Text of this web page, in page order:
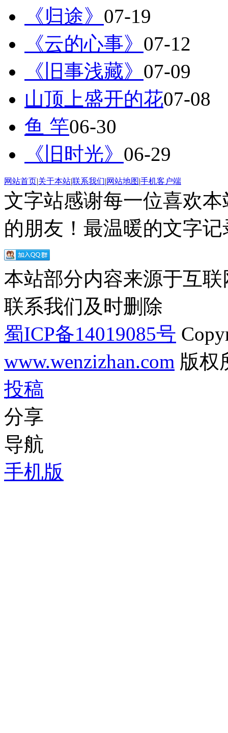
《归途》 07-19
《云的心事》 07-12
《旧事浅藏》 07-09
山顶上盛开的花07-08
鱼 竿06-30
《旧时光》 06-29
网站首页|关于本站|联系我们|网站地图|手机客户端
文字站感谢每一位喜欢
的朋友！最温暖的文字
本站部分内容来源于互
联系我们及时删除
蜀ICP备14019085号
www.wenzizhan.com 版权
投稿
分享
导航
手机版